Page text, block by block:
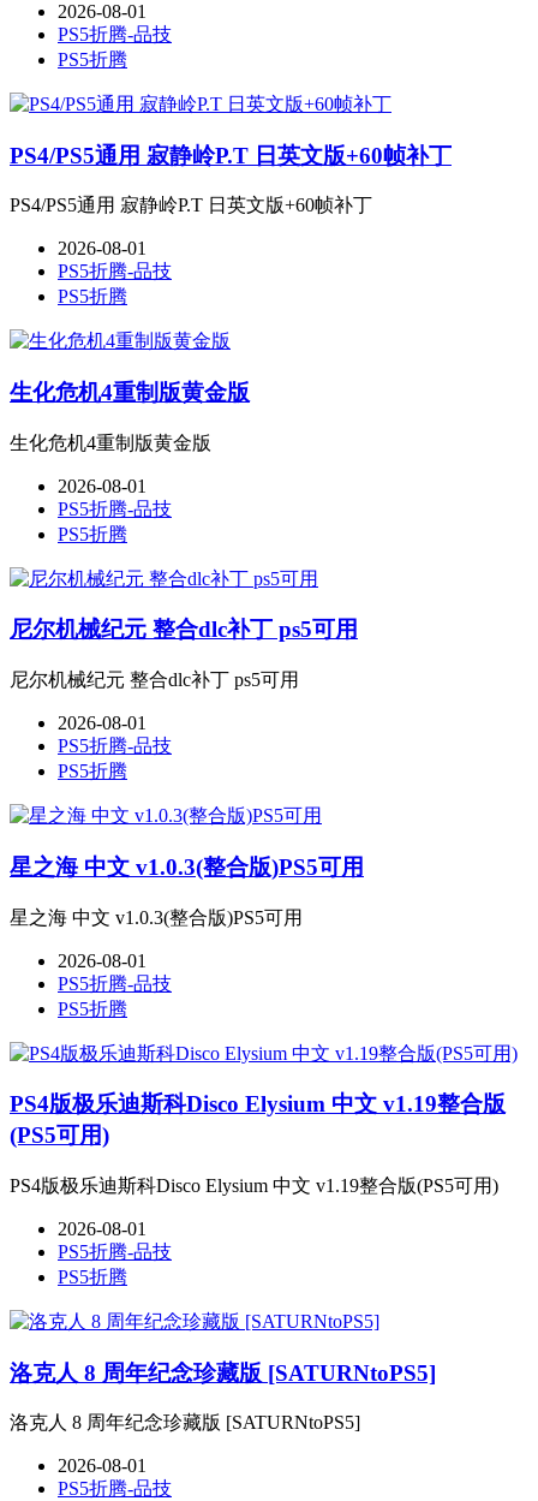
2026-08-01
PS5折腾-品技
PS5折腾
PS4/PS5通用 寂静岭P.T 日英文版+60帧补丁
PS4/PS5通用 寂静岭P.T 日英文版+60帧补丁
2026-08-01
PS5折腾-品技
PS5折腾
生化危机4重制版黄金版
生化危机4重制版黄金版
2026-08-01
PS5折腾-品技
PS5折腾
尼尔机械纪元 整合dlc补丁 ps5可用
尼尔机械纪元 整合dlc补丁 ps5可用
2026-08-01
PS5折腾-品技
PS5折腾
星之海 中文 v1.0.3(整合版)PS5可用
星之海 中文 v1.0.3(整合版)PS5可用
2026-08-01
PS5折腾-品技
PS5折腾
PS4版极乐迪斯科Disco Elysium 中文 v1.19整合版
(PS5可用)
PS4版极乐迪斯科Disco Elysium 中文 v1.19整合版(PS5可用)
2026-08-01
PS5折腾-品技
PS5折腾
洛克人 8 周年纪念珍藏版 [SATURNtoPS5]
洛克人 8 周年纪念珍藏版 [SATURNtoPS5]
2026-08-01
PS5折腾-品技